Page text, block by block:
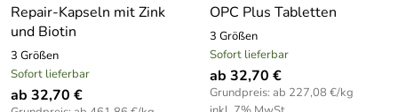
Repair-Kapseln mit Zink
und Biotin
3 Größen
Sofort lieferbar
ab 32,70 €
OPC Plus Tabletten
3 Größen
Sofort lieferbar
ab 32,70 €
Grundpreis: ab 227,08 €/kg